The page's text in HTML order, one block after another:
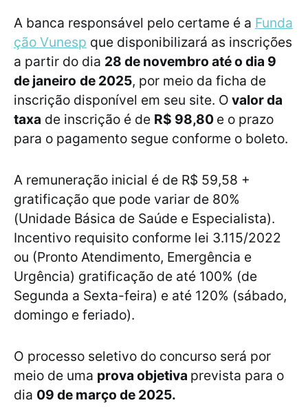
A banca responsável pelo certame é a Funda
ção Vunesp que disponibilizará as inscrições
a partir do dia 28 de novembro até o dia 9
de janeiro de 2025, por meio da ficha de
inscrição disponível em seu site. O valor da
taxa de inscrição é de R$ 98,80 e o prazo
para o pagamento segue conforme o boleto.
A remuneração inicial é de R$ 59,58 +
gratificação que pode variar de 80%
(Unidade Básica de Saúde e Especialista).
Incentivo requisito conforme lei 3.115/2022
ou (Pronto Atendimento, Emergência e
Urgência) gratificação de até 100% (de
Segunda a Sexta-feira) e até 120% (sábado,
domingo e feriado).
O processo seletivo do concurso será por
meio de uma prova objetiva prevista para o
dia 09 de março de 2025.